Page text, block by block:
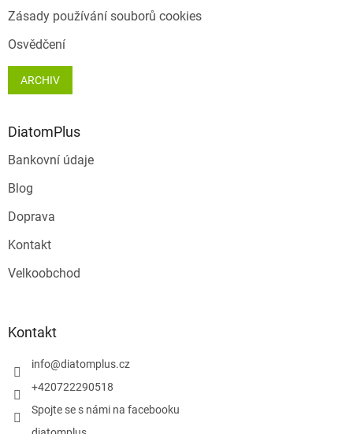
Zásady používání souborů cookies
Osvědčení
ARCHIV
DiatomPlus
Bankovní údaje
Blog
Doprava
Kontakt
Velkoobchod
Kontakt
info@diatomplus.cz
+420722290518
Spojte se s námi na facebooku